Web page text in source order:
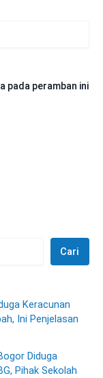
pada peramban ini
Cari
Keracunan
Ini Penjelasan
Diduga
Pihak Sekolah